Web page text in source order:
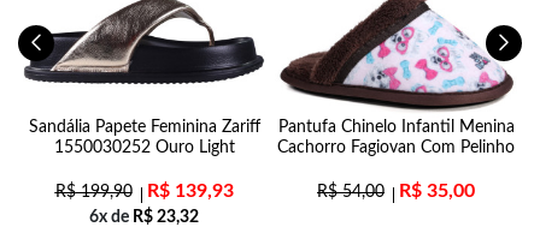
Sandália Papete Feminina Zariff
1550030252 Ouro Light
R$199,90 R$139,93
6x de R$ 23,32
Pantufa Chinelo Infantil Menina
Cachorro Fagiovan Com Pelinho
R$54,00 R$ 35,00